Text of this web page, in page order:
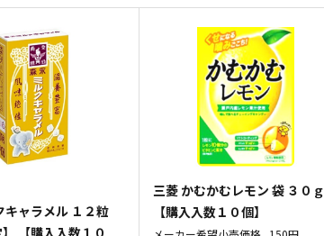
キャラメル １２粒
三菱 かむかむレモン 袋 ３０ｇ
【購入入数１０個】